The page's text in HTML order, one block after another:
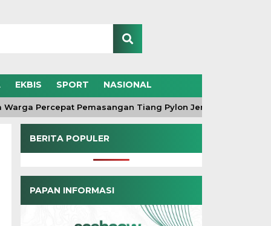
EKBIS SPORT NASIONAL
Percepat Pemasangan Tiang Pylon Jembatan Gantung di
BERITA POPULER
PAPAN INFORMASI